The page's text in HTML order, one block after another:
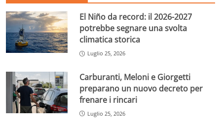
El Niño da record: il 2026-2027
potrebbe segnare una svolta
climatica storica
Luglio 25, 2026
Carburanti, Meloni e Giorgetti
preparano un nuovo decreto per
frenare i rincari
Luglio 25, 2026